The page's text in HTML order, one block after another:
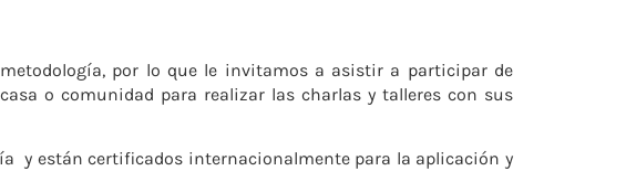
por lo que le invitamos a asistir a participar de
o comunidad para realizar las charlas y talleres con sus
y están certificados internacionalmente para la aplicación y